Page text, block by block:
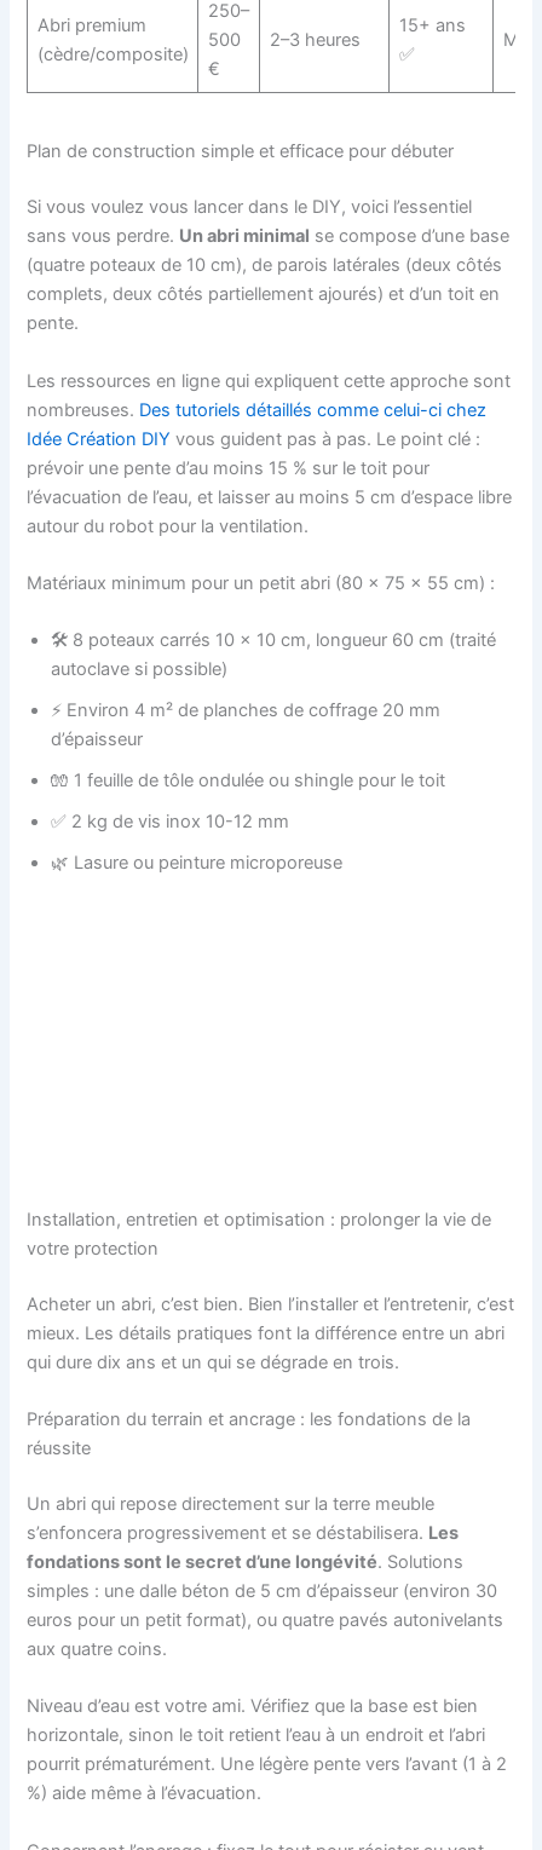
Abri premium
(cèdre/composite)
250–
500
€
2–3 heures
15+ ans
✅
Plan de construction simple et efficace pour débuter
Si vous voulez vous lancer dans le DIY, voici l’essentiel
sans vous perdre. Un abri minimal se compose d’une base
(quatre poteaux de 10 cm), de parois latérales (deux côtés
complets, deux côtés partiellement ajourés) et d’un toit en
pente.
Les ressources en ligne qui expliquent cette approche sont
nombreuses. Des tutoriels détaillés comme celui-ci chez
Idée Création DIY vous guident pas à pas. Le point clé :
prévoir une pente d’au moins 15 % sur le toit pour
l’évacuation de l’eau, et laisser au moins 5 cm d’espace libre
autour du robot pour la ventilation.
Matériaux minimum pour un petit abri (80 x 75 x 55 cm) :
🛠️ 8 poteaux carrés 10 x 10 cm, longueur 60 cm (traité
autoclave si possible)
⚡ Environ 4 m² de planches de coffrage 20 mm
d’épaisseur
🧤 1 feuille de tôle ondulée ou shingle pour le toit
✅ 2 kg de vis inox 10-12 mm
🌿 Lasure ou peinture microporeuse
Installation, entretien et optimisation : prolonger la vie de
votre protection
Acheter un abri, c’est bien. Bien l’installer et l’entretenir, c’est
mieux. Les détails pratiques font la différence entre un abri
qui dure dix ans et un qui se dégrade en trois.
Préparation du terrain et ancrage : les fondations de la
réussite
Un abri qui repose directement sur la terre meuble
s’enfoncera progressivement et se déstabilisera. Les
fondations sont le secret d’une longévité. Solutions
simples : une dalle béton de 5 cm d’épaisseur (environ 30
euros pour un petit format), ou quatre pavés autonivelants
aux quatre coins.
Niveau d’eau est votre ami. Vérifiez que la base est bien
horizontale, sinon le toit retient l’eau à un endroit et l’abri
pourrit prématurément. Une légère pente vers l’avant (1 à 2
%) aide même à l’évacuation.